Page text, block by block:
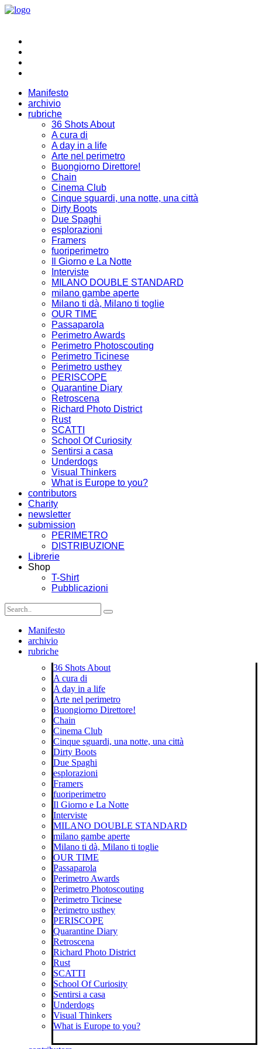
Manifesto
archivio
rubriche
36 Shots About
A cura di
A day in a life
Arte nel perimetro
Buongiorno Direttore!
Chain
Cinema Club
Cinque sguardi, una notte, una città
Dirty Boots
Due Spaghi
esplorazioni
Framers
fuoriperimetro
Il Giorno e La Notte
Interviste
MILANO DOUBLE STANDARD
milano gambe aperte
Milano ti dà, Milano ti toglie
OUR TIME
Passaparola
Perimetro Awards
Perimetro Photoscouting
Perimetro Ticinese
Perimetro usthey
PERISCOPE
Quarantine Diary
Retroscena
Richard Photo District
Rust
SCATTI
School Of Curiosity
Sentirsi a casa
Underdogs
Visual Thinkers
What is Europe to you?
contributors
Charity
newsletter
submission
PERIMETRO
DISTRIBUZIONE
Librerie
Shop
T-Shirt
Pubblicazioni
Manifesto
archivio
rubriche
36 Shots About
A cura di
A day in a life
Arte nel perimetro
Buongiorno Direttore!
Chain
Cinema Club
Cinque sguardi, una notte, una città
Dirty Boots
Due Spaghi
esplorazioni
Framers
fuoriperimetro
Il Giorno e La Notte
Interviste
MILANO DOUBLE STANDARD
milano gambe aperte
Milano ti dà, Milano ti toglie
OUR TIME
Passaparola
Perimetro Awards
Perimetro Photoscouting
Perimetro Ticinese
Perimetro usthey
PERISCOPE
Quarantine Diary
Retroscena
Richard Photo District
Rust
SCATTI
School Of Curiosity
Sentirsi a casa
Underdogs
Visual Thinkers
What is Europe to you?